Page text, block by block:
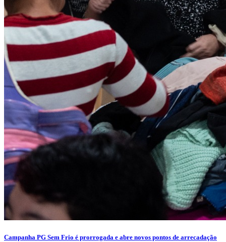
Campanha PG Sem Frio é prorrogada e abre novos pontos de arrecadação